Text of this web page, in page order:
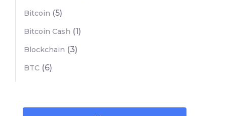
Bitcoin (5)
Bitcoin Cash (1)
Blockchain (3)
BTC (6)